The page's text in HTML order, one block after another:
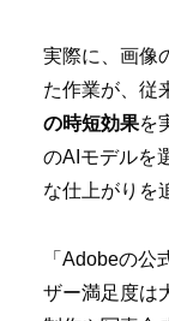
実際に、画像
た作業が、従
の時短効果を
のAIモデルを
な仕上がりを
「Adobeの
ザー満足度は